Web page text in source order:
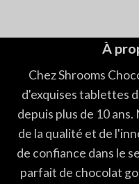
À
Chez Shrooms
d'exquises tablettes
depuis plus de 10
de la qualité et de
de confiance dans le
parfait de chocolat